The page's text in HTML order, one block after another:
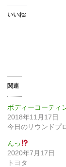
いいね:
関連
ボディーコーティ
2018年11月17日
今日のサウンドプ
んっ
2020年7月17日
トヨタ